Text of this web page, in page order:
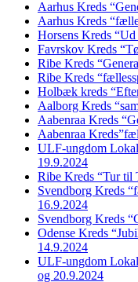
Aarhus Kreds
Aarhus Kreds
Horsens Kreds
Favrskov Kreds
Ribe Kreds
Ribe Kreds
Holbæk kreds
Aalborg Kreds
Aabenraa Kreds
Aabenraa
ULF-ungdom
19.9.2024
Ribe Kreds “Tur til
Svendborg Kreds
16.9.2024
Svendborg Kreds
Odense Kreds
14.9.2024
ULF-ungdom
og 20.9.2024